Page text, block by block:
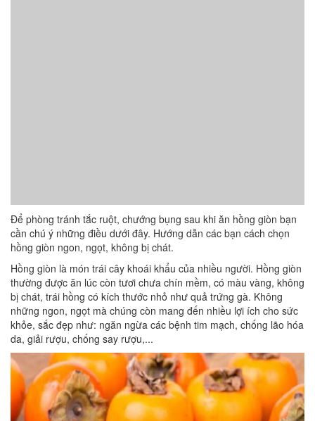
Để phòng tránh tắc ruột, chướng bụng sau khi ăn hồng giòn bạn
cần chú ý những điều dưới đây. Hướng dẫn các bạn cách chọn
hồng giòn ngon, ngọt, không bị chát.
Hồng giòn là món trái cây khoái khẩu của nhiều người. Hồng giòn
thường được ăn lúc còn tươi chưa chín mềm, có màu vàng, không
bị chát, trái hồng có kích thước nhỏ như quả trứng gà. Không
những ngon, ngọt mà chúng còn mang đến nhiều lợi ích cho sức
khỏe, sắc đẹp như: ngăn ngừa các bệnh tim mạch, chống lão hóa
da, giải rượu, chống say rượu,...